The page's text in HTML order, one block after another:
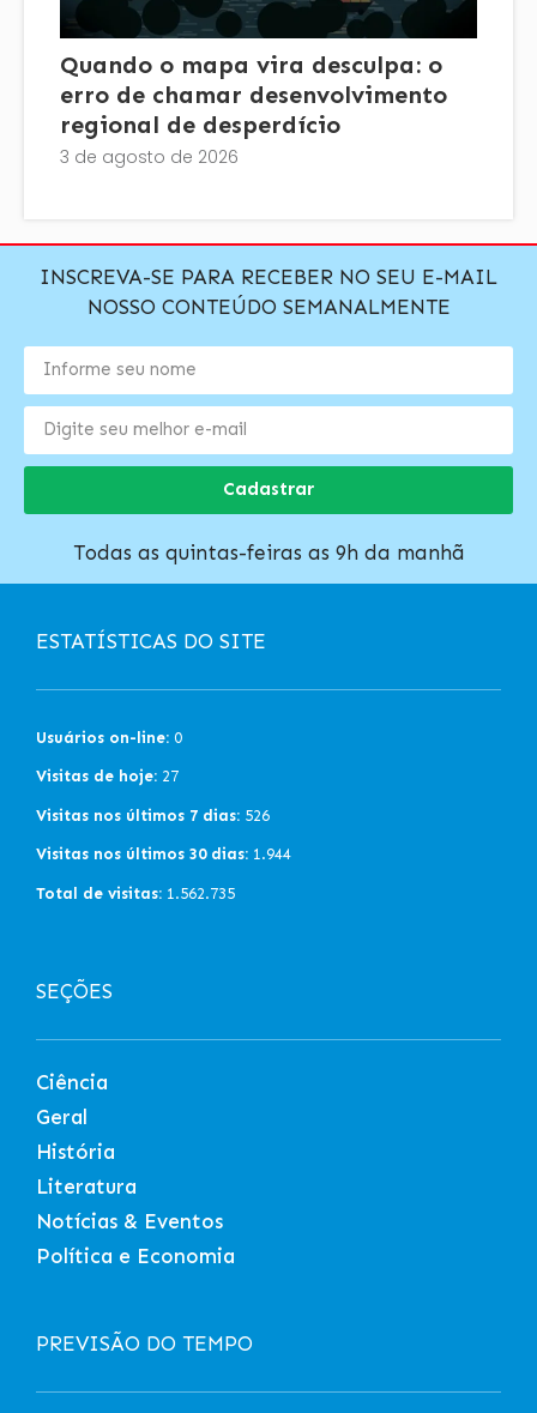
Quando o mapa vira desculpa: o
erro de chamar desenvolvimento
regional de desperdício
3 de agosto de 2026
INSCREVA-SE PARA RECEBER NO SEU E-MAIL
NOSSO CONTEÚDO SEMANALMENTE
Cadastrar
Todas as quintas-feiras as 9h da manhã
ESTATÍSTICAS DO SITE
Usuários on-line: 0
Visitas de hoje: 27
Visitas nos últimos 7 dias: 526
Visitas nos últimos 30 dias: 1.944
Total de visitas: 1.562.735
SEÇÕES
Ciência
Geral
História
Literatura
Notícias & Eventos
Política e Economia
PREVISÃO DO TEMPO